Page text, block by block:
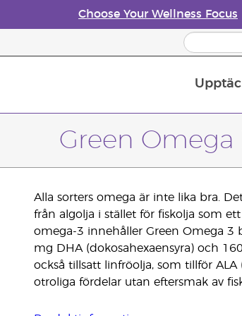
Choose Your Wellness Focus
Green Omega
Alla sorters omega är inte lika bra.
från algolja i stället för fiskolja som
omega-3 innehåller Green Omega 3
mg DHA (dokosahexaensyra) och
också tillsatt linfröolja, som tillför ALA
otroliga fördelar utan eftersmak av